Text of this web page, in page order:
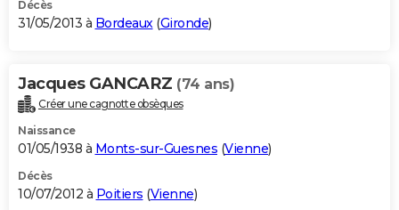
Décès
31/05/2013 à Bordeaux (Gironde)
Jacques GANCARZ (74 ans)
Créer une cagnotte obsèques
Naissance
01/05/1938 à Monts-sur-Guesnes (Vienne)
Décès
10/07/2012 à Poitiers (Vienne)